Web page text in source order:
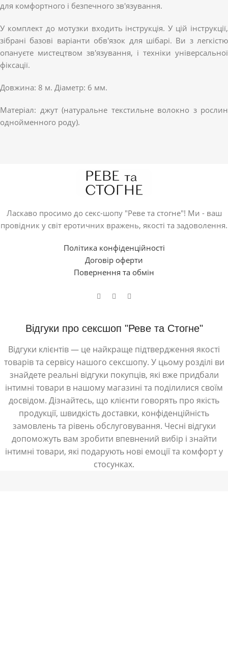
для комфортного і безпечного зв'язування.
У комплект до мотузки входить інструкція. У цій інструкції,
зібрані базові варіанти обв'язок для шібарі. Ви з легкістю
опануєте мистецтвом зв'язування, і техніки універсальної
фіксації.
Довжина: 8 м. Діаметр: 6 мм.
Матеріал: джут (натуральне текстильне волокно з рослин
однойменного роду).
Ласкаво просимо до секс-шопу "Реве та стогне"! Ми - ваш
провідник у світ еротичних вражень, якості та задоволення.
Політика конфіденційності
Договір оферти
Повернення та обмін
Відгуки про сексшоп "Реве та Стогне"
Відгуки клієнтів — це найкраще підтвердження якості
товарів та сервісу нашого сексшопу. У цьому розділі ви
знайдете реальні відгуки покупців, які вже придбали
інтимні товари в нашому магазині та поділилися своїм
досвідом. Дізнайтесь, що клієнти говорять про якість
продукції, швидкість доставки, конфіденційність
замовлень та рівень обслуговування. Чесні відгуки
допоможуть вам зробити впевнений вибір і знайти
інтимні товари, які подарують нові емоції та комфорт у
стосунках.